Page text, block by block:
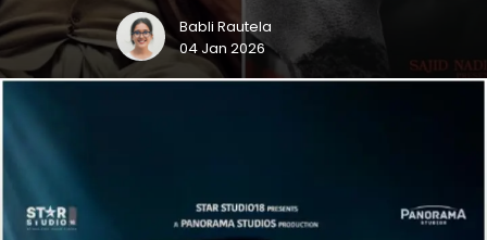
Babli Rautela
04 Jan 2026